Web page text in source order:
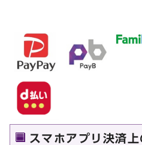
スマホアプリ決済